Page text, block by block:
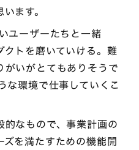
ます。
ユーザーたちと一緒
トを磨いていける。難
いがとてもありそうで
な環境で仕事していくこ
的なもので、事業計画の
を満たすための機能開